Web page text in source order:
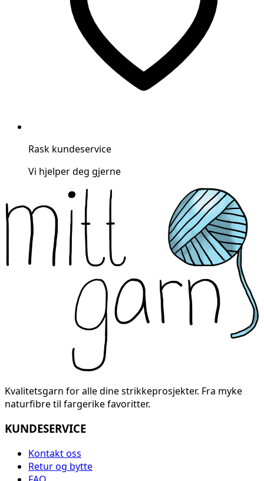
Rask kundeservice
Vi hjelper deg gjerne
Kvalitetsgarn for alle dine strikkeprosjekter. Fra myke
naturfibre til fargerike favoritter.
KUNDESERVICE
Kontakt oss
Retur og bytte